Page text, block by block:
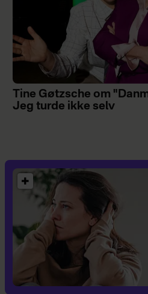
Tine Gøtzsche om
Jeg turde ikke selv